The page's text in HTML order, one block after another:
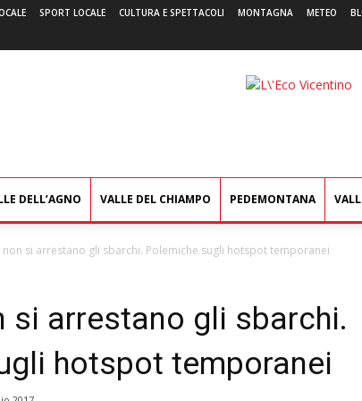
SPORT LOCALE CULTURA E SPETTACOLI MONTAGNA METEO
L'Eco
DELL’AGNO VALLE DEL CHIAMPO PEDEMONTANA
non si arrestano gli sbarchi. Polemiche sugli hotspot temporanei
si arrestano gli sbarchi.
hotspot temporanei